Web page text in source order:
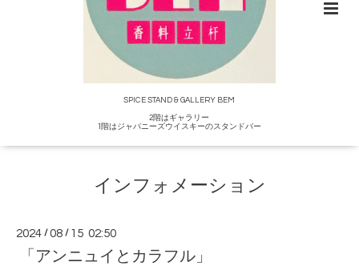
SPICE STAND & GALLERY BEM
2階はギャラリー
1階はジャパニーズウイスキーのスタンドバー
インフォメーション
2024 /08 / 15 02:50
「アンニュイとカラフル」